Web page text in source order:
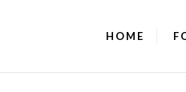
HOME